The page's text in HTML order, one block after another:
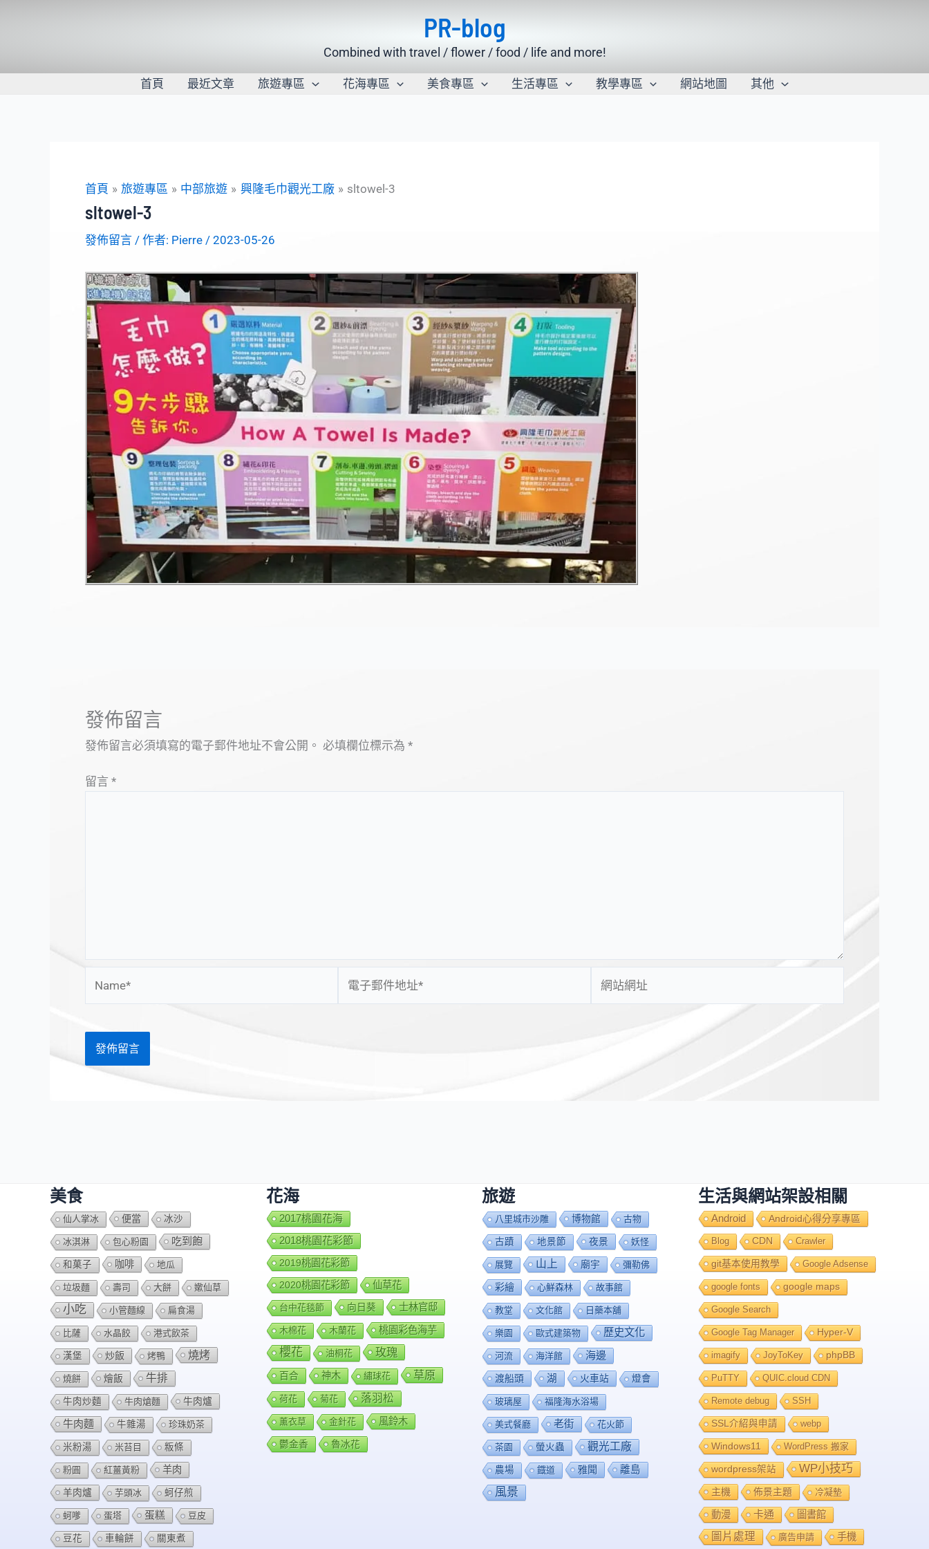
PR-blog
Combined with travel / flower / food / life and more!
首頁 最近文章 旅遊專區 花海專區 美食專區 生活專區 教學專區 網站地圖 其他
首頁 旅遊專區 中部旅遊 興隆毛巾觀光工廠 sltowel-3
sltowel-3
發佈留言 / 作者: Pierre / 2023-05-26
發佈留言
發佈留言必須填寫的電子郵件地址不會公開。 必填欄位標示為 *
留言 *
站
美食
仙人掌冰 便當 冰沙
冰淇淋 包心粉園 吃到飽
和菓子 咖啡 地瓜
垃圾麵 壽司 大餅 嫰仙草
小吃 小管麵線 扁食湯
比薩 水晶餃 港式飲茶
漢堡 炒飯 烤鴨 燒烤
燒餅 燴飯 牛排
牛肉炒麵 牛肉熗麵 牛肉爐
牛肉麵 牛雜湯 珍珠奶茶
米粉湯 米苔目 粄條
粉圓 紅薑黃粉 羊肉
羊肉爐 芋頭冰 蚵仔煎
蚵嗲 蛋塔 蛋糕 豆皮
豆花 車輪餅 關東煮
花海
2017桃園花海
2018桃園花彩節
2019桃園花彩節
2020桃園花彩節
仙草花
台中花毯節 向日葵 士林官邸
木棉花 木蘭花 桃園彩色海芋
櫻花 油桐花 玫瑰
百合 神木 繡球花 草原
荷花 菊花 落羽松
薰衣草 金針花 風鈴木
鬱金香 魯冰花
旅遊
八里城市沙雕 博物館 古物
古蹟 地景節 夜景 妖怪
展覽 山上 廟宇 彌勒佛
彩繪 心鮮森林 故事館
教堂 文化館 日藥本舖
樂園 歐式建築物 歷史文化
河流 海洋館 海邊
渡船頭 湖 火車站 燈會
玻璃屋 福隆海水浴場
美式餐廳 老街 花火節
茶園 螢火蟲 觀光工廠
農場 鐡道 雅聞 離島
風景
生活與網站架設相關
Android Android心得分享專區
Blog CDN Crawler
git基本使用教學 Google Adsense
google fonts google maps
Google Search
Google Tag Manager Hyper-V
imagify JoyToKey phpBB
PuTTY QUIC.cloud CDN
Remote debug SSH
SSL介紹與申請 webp
Windows11 WordPress 搬家
wordpress架站 WP小技巧
主機 佈景主題 冷凝墊
動漫 卡通 圖書館
圖片處理 廣告申請 手機